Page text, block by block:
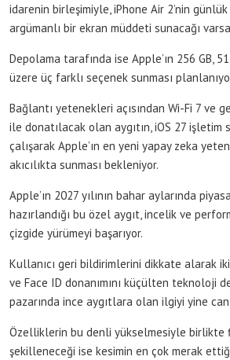
idarenin birleşimiyle, iPhone Air 2’nin
argümanlı bir ekran müddeti sunacağı
Depolama tarafında ise Apple’ın 256 GB,
üzere üç farklı seçenek sunması
Bağlantı yetenekleri açısından Wi-Fi 7 ve
ile donatılacak olan aygıtın, iOS 27
çalışarak Apple’ın en yeni yapay zeka
akıcılıkta sunması bekleniyor.
Apple’ın 2027 yılının bahar aylarında
hazırlandığı bu özel aygıt, incelik ve
çizgide yürümeyi başarıyor.
Kullanıcı geri bildirimlerini dikkate alarak
ve Face ID donanımını küçülten teknoloji
pazarında ince aygıtlara olan ilgiyi yine
Özelliklerin bu denli yükselmesiyle birlikte
şekilleneceği ise kesimin en çok merak